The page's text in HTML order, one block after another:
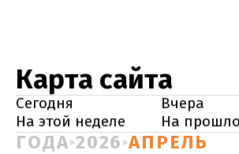
Карта сайта
Сегодня
Вчера
На этой неделе
На
ГОДА 2026 АПРЕЛЬ